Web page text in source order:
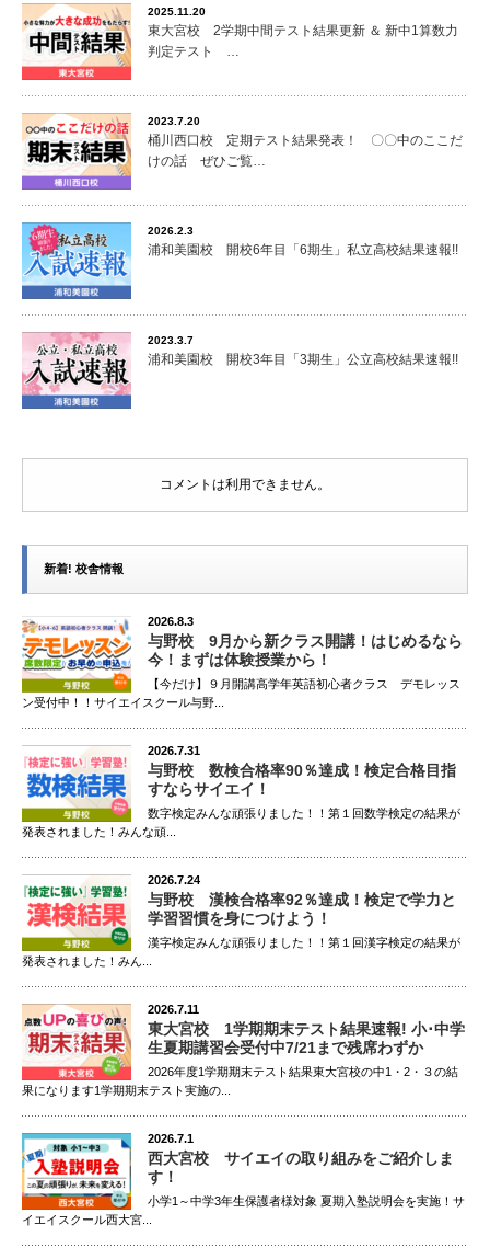
2025.11.20
東大宮校 2学期中間テスト結果更新 ＆ 新中1算数力
判定テスト …
2023.7.20
桶川西口校 定期テスト結果発表！ 〇〇中のここだ
けの話 ぜひご覧…
2026.2.3
浦和美園校 開校6年目「6期生」私立高校結果速報!!
2023.3.7
浦和美園校 開校3年目「3期生」公立高校結果速報!!
コメントは利用できません。
新着! 校舎情報
2026.8.3
与野校 9月から新クラス開講！はじめるなら
今！まずは体験授業から！
【今だけ】９月開講高学年英語初心者クラス デモレッス
ン受付中！！サイエイスクール与野...
2026.7.31
与野校 数検合格率90％達成！検定合格目指
すならサイエイ！
数字検定みんな頑張りました！！第１回数学検定の結果が
発表されました！みんな頑...
2026.7.24
与野校 漢検合格率92％達成！検定で学力と
学習習慣を身につけよう！
漢字検定みんな頑張りました！！第１回漢字検定の結果が
発表されました！みん...
2026.7.11
東大宮校 1学期期末テスト結果速報! 小･中学
生夏期講習会受付中7/21まで残席わずか
2026年度1学期期末テスト結果東大宮校の中1・2・３の結
果になります1学期期末テスト実施の...
2026.7.1
西大宮校 サイエイの取り組みをご紹介しま
す！
小学1～中学3年生保護者様対象 夏期入塾説明会を実施！サ
イエイスクール西大宮...